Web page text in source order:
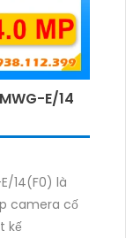
E/14
14(F0) là
camera cố
kế